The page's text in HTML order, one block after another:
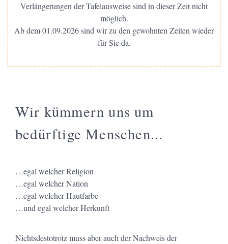
Verlängerungen der Tafelausweise sind in dieser Zeit nicht
möglich.
Ab dem 01.09.2026 sind wir zu den gewohnten Zeiten wieder
für Sie da.
Wir kümmern uns um
bedürftige Menschen...
…egal welcher Religion
…egal welcher Nation
…egal welcher Hautfarbe
…und egal welcher Herkunft
Nichtsdestotrotz muss aber auch der Nachweis der